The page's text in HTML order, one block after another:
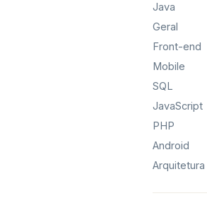
Java
Geral
Front-end
Mobile
SQL
JavaScript
PHP
Android
Arquitetura